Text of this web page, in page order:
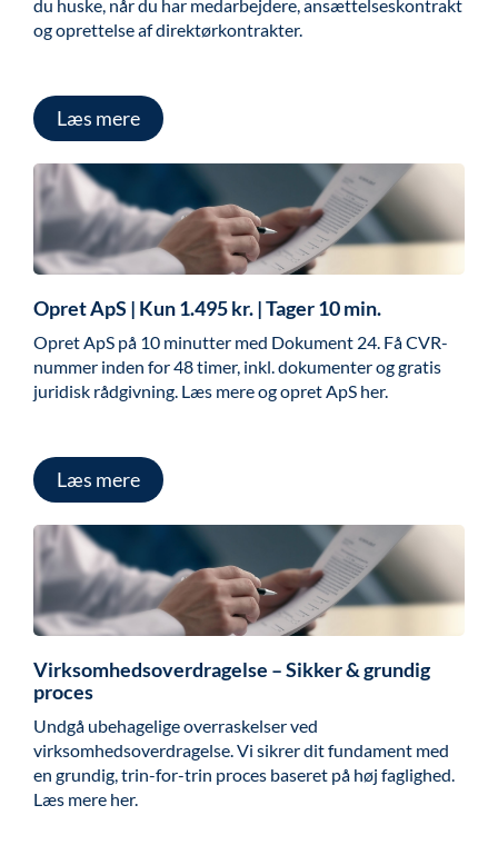
du huske, når du har medarbejdere, ansættelseskontrakt
og oprettelse af direktørkontrakter.
Læs mere
Opret ApS | Kun 1.495 kr. | Tager 10 min.
Opret ApS på 10 minutter med Dokument 24. Få CVR-
nummer inden for 48 timer, inkl. dokumenter og gratis
juridisk rådgivning. Læs mere og opret ApS her.
Læs mere
Virksomhedsoverdragelse – Sikker & grundig
proces
Undgå ubehagelige overraskelser ved
virksomhedsoverdragelse. Vi sikrer dit fundament med
en grundig, trin-for-trin proces baseret på høj faglighed.
Læs mere her.